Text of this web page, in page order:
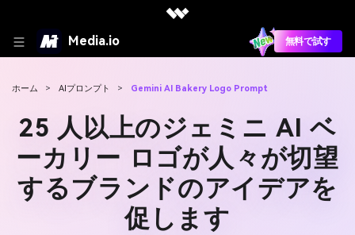
Media.io 無料で試す
ホーム > AIプロンプト > Gemini AI Bakery Logo Prompt
25 人以上のジェミニ AI ベ
ーカリー ロゴが人々が切望
するブランドのアイデアを
促します